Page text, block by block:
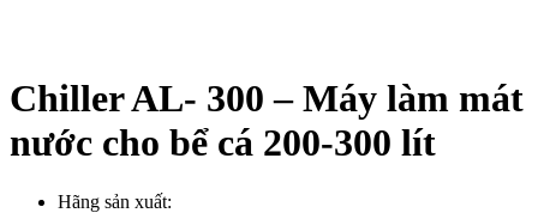
Chiller AL- 300 – Máy làm mát
nước cho bể cá 200-300 lít
Hãng sản xuất: